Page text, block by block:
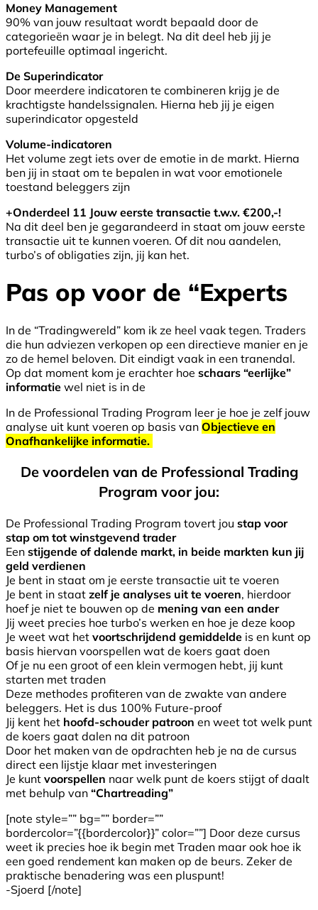
Money Management
90% van jouw resultaat wordt bepaald door de
categorieën waar je in belegt. Na dit deel heb jij je
portefeuille optimaal ingericht.
De Superindicator
Door meerdere indicatoren te combineren krijg je de
krachtigste handelssignalen. Hierna heb jij je eigen
superindicator opgesteld
Volume-indicatoren
Het volume zegt iets over de emotie in de markt. Hierna
ben jij in staat om te bepalen in wat voor emotionele
toestand beleggers zijn
+Onderdeel 11 Jouw eerste transactie t.w.v. €200,-!
Na dit deel ben je gegarandeerd in staat om jouw eerste
transactie uit te kunnen voeren. Of dit nou aandelen,
turbo’s of obligaties zijn, jij kan het.
Pas op voor de “Experts
In de “Tradingwereld” kom ik ze heel vaak tegen. Traders
die hun adviezen verkopen op een directieve manier en je
zo de hemel beloven. Dit eindigt vaak in een tranendal.
Op dat moment kom je erachter hoe schaars “eerlijke”
informatie wel niet is in de
In de Professional Trading Program leer je hoe je zelf jouw
analyse uit kunt voeren op basis van Objectieve en
Onafhankelijke informatie.
De voordelen van de Professional Trading
Program voor jou:
De Professional Trading Program tovert jou stap voor
stap om tot winstgevend trader
Een stijgende of dalende markt, in beide markten kun jij
geld verdienen
Je bent in staat om je eerste transactie uit te voeren
Je bent in staat zelf je analyses uit te voeren, hierdoor
hoef je niet te bouwen op de mening van een ander
Jij weet precies hoe turbo’s werken en hoe je deze koop
Je weet wat het voortschrijdend gemiddelde is en kunt op
basis hiervan voorspellen wat de koers gaat doen
Of je nu een groot of een klein vermogen hebt, jij kunt
starten met traden
Deze methodes profiteren van de zwakte van andere
beleggers. Het is dus 100% Future-proof
Jij kent het hoofd-schouder patroon en weet tot welk punt
de koers gaat dalen na dit patroon
Door het maken van de opdrachten heb je na de cursus
direct een lijstje klaar met investeringen
Je kunt voorspellen naar welk punt de koers stijgt of daalt
met behulp van “Chartreading”
[note style=”” bg=”” border=””
bordercolor=”{{bordercolor}}” color=””] Door deze cursus
weet ik precies hoe ik begin met Traden maar ook hoe ik
een goed rendement kan maken op de beurs. Zeker de
praktische benadering was een pluspunt!
-Sjoerd [/note]